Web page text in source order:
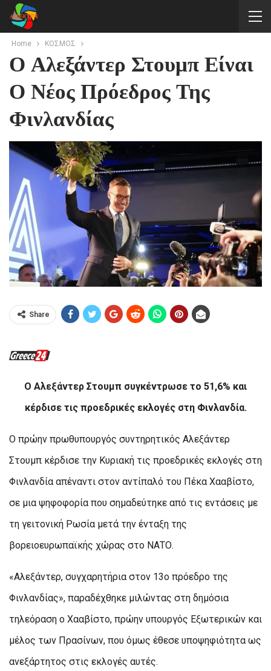
Home ΚΟΣΜΟΣ
Ο Αλεξάντερ Στουμπ Είναι
Ο Νέος Πρόεδρος Της
Φινλανδίας
Share
Ο Αλεξάντερ Στουμπ συγκέντρωσε το 51,6% και
κέρδισε τις προεδρικές εκλογές στη Φινλανδία.
Ο πρώην πρωθυπουργός συντηρητικός Αλεξάντερ
Στουμπ κέρδισε την Κυριακή τις προεδρικές εκλογές στη
Φινλανδία απέναντι στον αντίπαλό του Πέκα Χααβίστο,
σε μια ψηφοφορία που σημαδεύτηκε από τις εντάσεις με
τη γειτονική Ρωσία μετά την ένταξη της
βορειοευρωπαϊκής χώρας στο ΝΑΤΟ.
«Αλεξάντερ, συγχαρητήρια στον 13ο πρόεδρο της
Φινλανδίας», παραδέχθηκε μιλώντας στη δημόσια
τηλεόραση ο Χααβίστο, πρώην υπουργός Εξωτερικών και
μέλος των Πρασίνων, που όμως έθεσε υποψηφιότητα ως
ανεξάρτητος στις εκλογές αυτές.